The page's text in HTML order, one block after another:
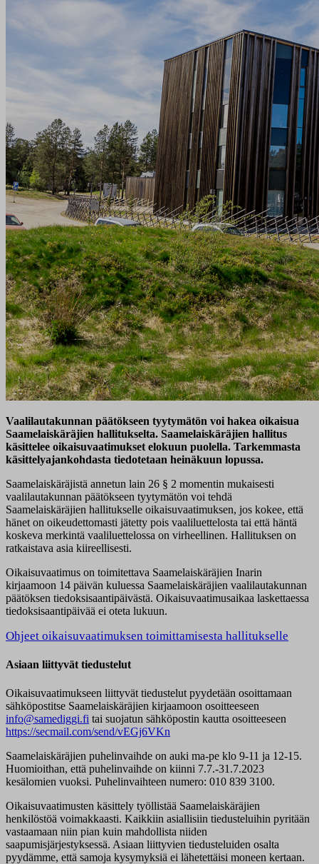
Vaalilautakunnan päätökseen tyytymätön voi hakea oikaisua
Saamelaiskäräjien hallitukselta. Saamelaiskäräjien hallitus
käsittelee oikaisuvaatimukset elokuun puolella. Tarkemmasta
käsittelyajankohdasta tiedotetaan heinäkuun lopussa.
Saamelaiskäräjistä annetun lain 26 § 2 momentin mukaisesti
vaalilautakunnan päätökseen tyytymätön voi tehdä
Saamelaiskäräjien hallitukselle oikaisuvaatimuksen, jos kokee, että
hänet on oikeudettomasti jätetty pois vaaliluettelosta tai että häntä
koskeva merkintä vaaliluettelossa on virheellinen. Hallituksen on
ratkaistava asia kiireellisesti.
Oikaisuvaatimus on toimitettava Saamelaiskäräjien Inarin
kirjaamoon 14 päivän kuluessa Saamelaiskäräjien vaalilautakunnan
päätöksen tiedoksisaantipäivästä. Oikaisuvaatimusaikaa laskettaessa
tiedoksisaantipäivää ei oteta lukuun.
Ohjeet oikaisuvaatimuksen toimittamisesta hallitukselle
Asiaan liittyvät tiedustelut
Oikaisuvaatimukseen liittyvät tiedustelut pyydetään osoittamaan
sähköpostitse Saamelaiskäräjien kirjaamoon osoitteeseen
info@samediggi.fi tai suojatun sähköpostin kautta osoitteeseen
https://secmail.com/send/vEGj6VKn
Saamelaiskäräjien puhelinvaihde on auki ma-pe klo 9-11 ja 12-15.
Huomioithan, että puhelinvaihde on kiinni 7.7.-31.7.2023
kesälomien vuoksi. Puhelinvaihteen numero: 010 839 3100.
Oikaisuvaatimusten käsittely työllistää Saamelaiskäräjien
henkilöstöä voimakkaasti. Kaikkiin asiallisiin tiedusteluihin pyritään
vastaamaan niin pian kuin mahdollista niiden
saapumisjärjestyksessä. Asiaan liittyvien tiedusteluiden osalta
pyydämme, että samoja kysymyksiä ei lähetettäisi moneen kertaan.